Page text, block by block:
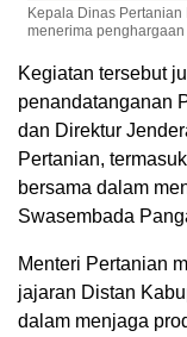
Kepala Dinas
menerima
Kegiatan tersebut
penandatanganan
dan Direktur
Pertanian,
bersama dalam
Swasembada
Menteri Pertanian
jajaran Distan
dalam menjaga